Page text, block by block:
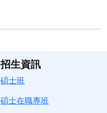
招生資訊
碩士班
碩士在職專班